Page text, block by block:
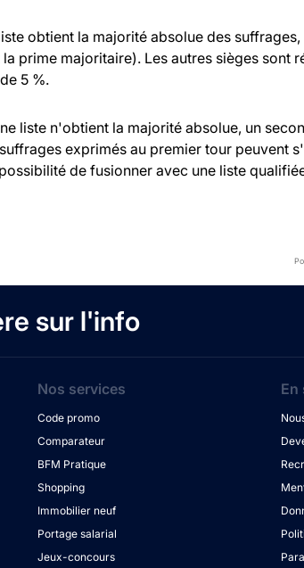
obtient la majorité absolue des
prime majoritaire). Les autres sièges sont
5 %.
liste n'obtient la majorité absolue, un
exprimés au premier tour peuvent
de fusionner avec une liste
sur l'info
Nos services
Code promo
Comparateur
BFM Pratique
Shopping
Immobilier neuf
Portage salarial
Jeux-concours
En